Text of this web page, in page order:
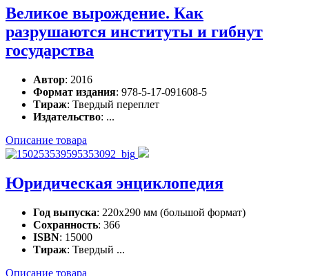
Великое вырождение. Как
разрушаются институты и гибнут
государства
Автор: 2016
Формат издания: 978-5-17-091608-5
Тираж: Твердый переплет
Издательство: ...
Описание товара
Юридическая энциклопедия
Год выпуска: 220х290 мм (большой формат)
Сохранность: 366
ISBN: 15000
Тираж: Твердый ...
Описание товара